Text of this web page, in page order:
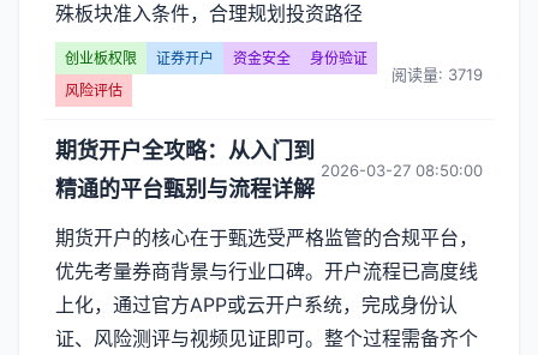
殊板块准入条件，合理规划投资路径
创业板权限 证券开户 资金安全
身份验证
风险评估
阅读量: 3719
期货开户全攻略：从入门到
精通的平台甄别与流程详解
2026-03-27 08:50:00
期货开户的核心在于甄选受严格监管的合规平台，
优先考量券商背景与行业口碑。开户流程已高度线
上化，通过官方APP或云开户系统，完成身份认
证、风险测评与视频见证即可。整个过程需备齐个